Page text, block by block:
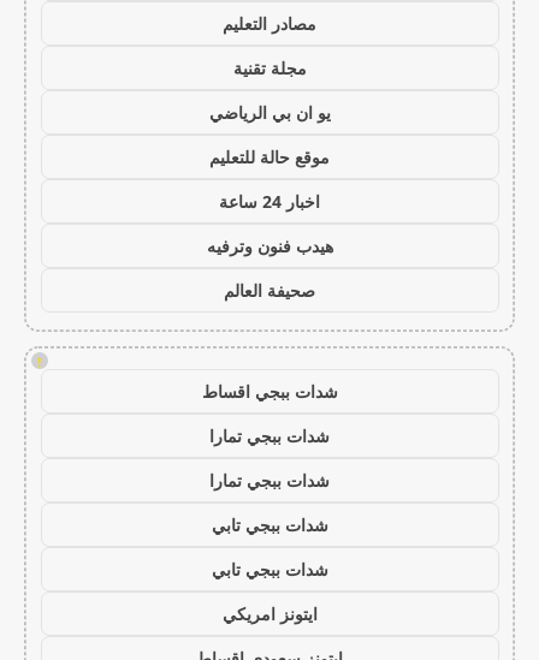
مصادر التعليم
مجلة تقنية
يو ان بي الرياضي
موقع حالة للتعليم
اخبار 24 ساعة
هيدب فنون وترفيه
صحيفة العالم
!
شدات ببجي اقساط
شدات ببجي تمارا
شدات ببجي تمارا
شدات ببجي تابي
شدات ببجي تابي
ايتونز امريكي